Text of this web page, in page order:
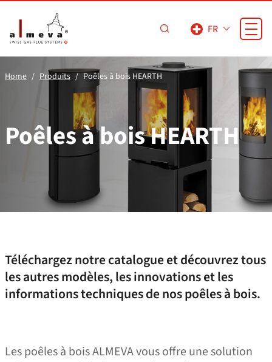
FR
Home Produits Poêles à bois HEARTH
Poêles à bois HEARTH
Téléchargez notre catalogue et découvrez tous
les autres modèles, les innovations et les
informations techniques de nos poêles à bois.
Les poêles à bois ALMEVA vous offre une solution